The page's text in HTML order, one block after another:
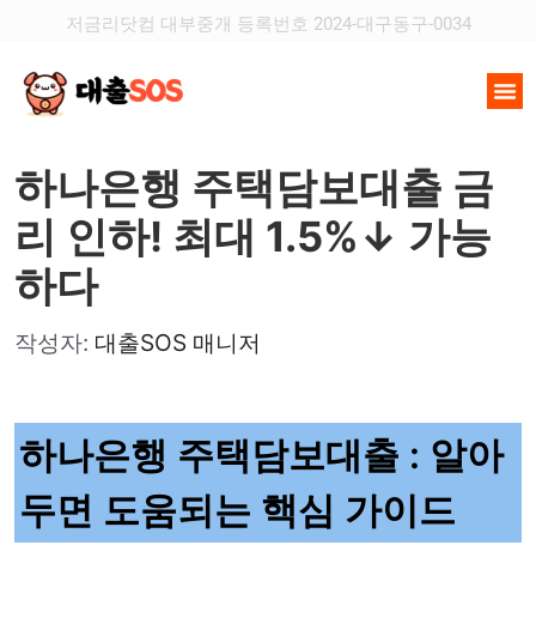
저금리닷컴 대부중개 등록번호 2024-대구동구-0034
하나은행 주택담보대출 금
리 인하! 최대 1.5%↓ 가능
하다
작성자: 대출SOS 매니저
하나은행 주택담보대출 : 알아
두면 도움되는 핵심 가이드